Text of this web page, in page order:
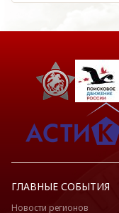
Курская
Липецкая
Луганская
Марий Эл
Московская
ГЛАВНЫЕ СОБЫТИЯ
Новости регионов